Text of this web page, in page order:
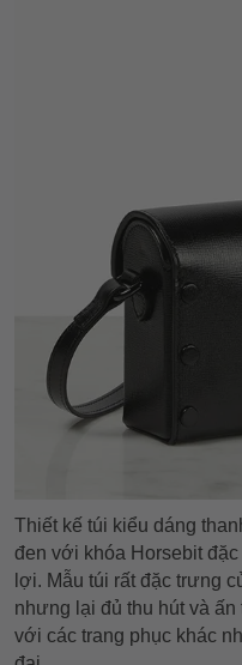
Thiết kế túi kiểu dáng
đen với khóa Horsebit
lợi. Mẫu túi rất đặc trưng
nhưng lại đủ thu hút và
với các trang phục khác